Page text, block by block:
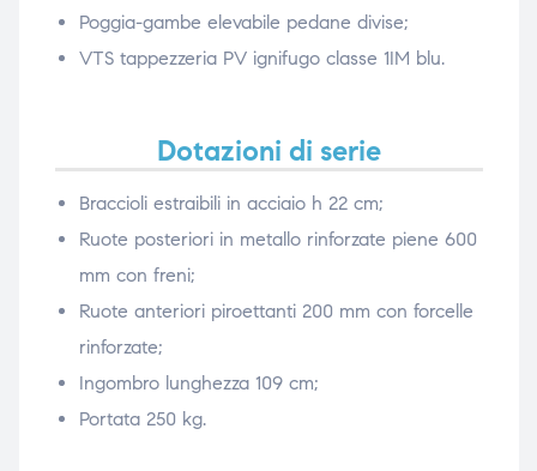
Poggia-gambe elevabile pedane divise;
VTS tappezzeria PV ignifugo classe 1IM blu.
Dotazioni di serie
Braccioli estraibili in acciaio h 22 cm;
Ruote posteriori in metallo rinforzate piene 600
mm con freni;
Ruote anteriori piroettanti 200 mm con forcelle
rinforzate;
Ingombro lunghezza 109 cm;
Portata 250 kg.